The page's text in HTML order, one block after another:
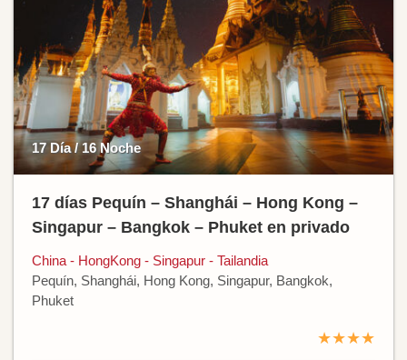
17 Día / 16 Noche
17 días Pequín – Shanghái – Hong Kong –
Singapur – Bangkok – Phuket en privado
China - HongKong - Singapur - Tailandia
Pequín, Shanghái, Hong Kong, Singapur, Bangkok,
Phuket
★★★★